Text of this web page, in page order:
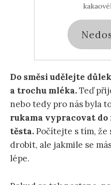
Do směsi udělejte
a trochu mléka.Teď
nebo tedy pro nás byla
rukama vypracovat do
těsta.Počítejte s tím, že
drobit, ale jakmile se
lépe.